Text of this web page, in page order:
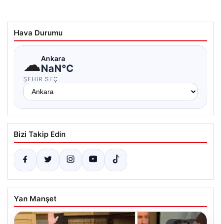
Hava Durumu
☁Ankara
NaN°C
ŞEHIR SEÇ
Bizi Takip Edin
Yan Manşet